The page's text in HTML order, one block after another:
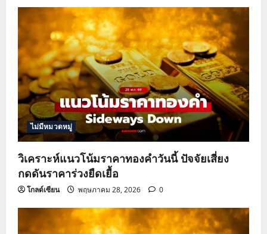
ไม่มีหมวดหมู่
วิเคราะห์แนวโน้มราคาทองคำวันนี้ ปัจจัยเสี่ยง
กดดันราคาร่วงยืดเยื้อ
โกลด์เซียน พฤษภาคม 28, 2026 0